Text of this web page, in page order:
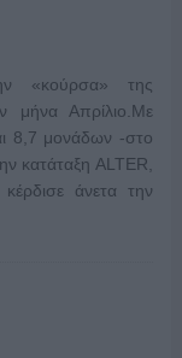
«κούρσα» της
μήνα Απρίλιο.Με
8,7 μονάδων -στο
κατάταξη ALTER,
άνετα την